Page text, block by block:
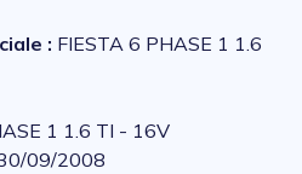
: FIESTA 6 PHASE 1 1.6
1 1.6 TI - 16V
09/2008